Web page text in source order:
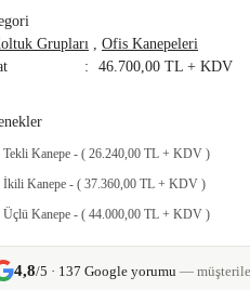
Grupları , Ofis Kanepeleri
46.700,00 TL + KDV
Tekli Kanepe - ( 26.240,00 TL + KDV )
İkili Kanepe - ( 37.360,00 TL + KDV )
Üçlü Kanepe - ( 44.000,00 TL + KDV )
4,8/5 · 137 Google yorumu —